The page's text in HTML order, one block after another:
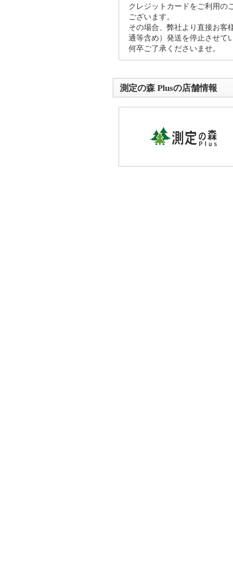
クレジットカードをご利用の
ございます。
その場合、弊社より直接お客
通等含め）発送を停止させて
何卒ご了承くださいませ。
測定の森 Plusの店舗情報